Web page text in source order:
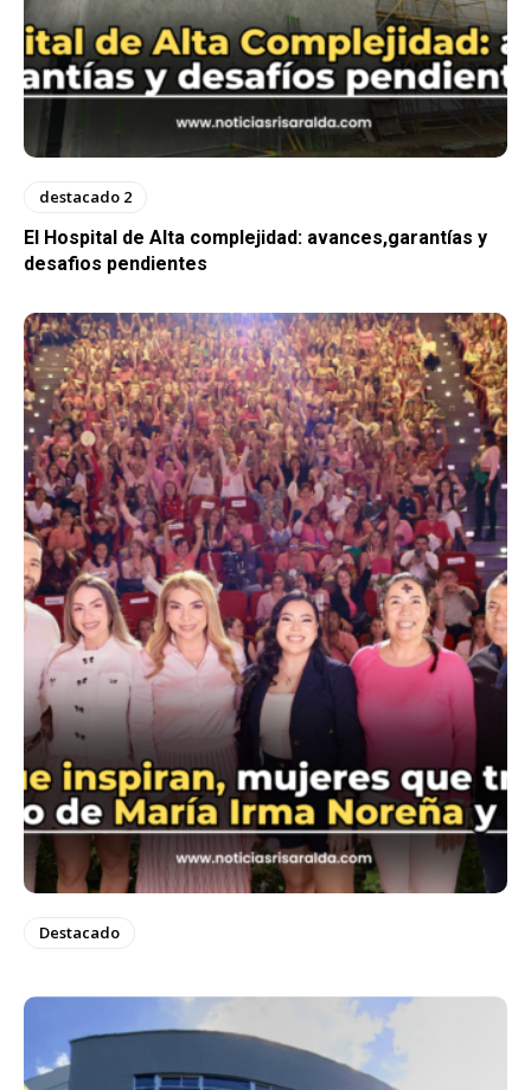
destacado 2
El Hospital de Alta complejidad: avances,garantías y
desafios pendientes
Destacado